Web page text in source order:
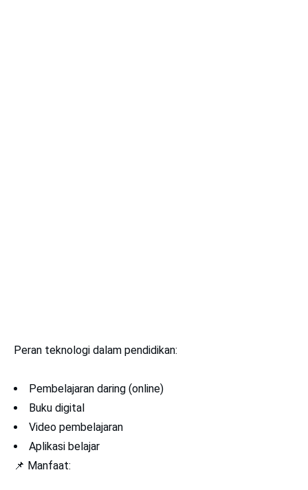
Peran teknologi dalam pendidikan:
Pembelajaran daring (online)
Buku digital
Video pembelajaran
Aplikasi belajar
📌 Manfaat: